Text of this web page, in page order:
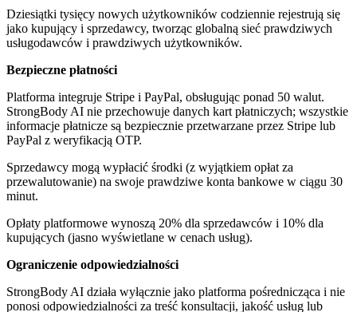
Dziesiątki tysięcy nowych użytkowników codziennie rejestrują się
jako kupujący i sprzedawcy, tworząc globalną sieć prawdziwych
usługodawców i prawdziwych użytkowników.
Bezpieczne płatności
Platforma integruje Stripe i PayPal, obsługując ponad 50 walut.
StrongBody AI nie przechowuje danych kart płatniczych; wszystkie
informacje płatnicze są bezpiecznie przetwarzane przez Stripe lub
PayPal z weryfikacją OTP.
Sprzedawcy mogą wypłacić środki (z wyjątkiem opłat za
przewalutowanie) na swoje prawdziwe konta bankowe w ciągu 30
minut.
Opłaty platformowe wynoszą 20% dla sprzedawców i 10% dla
kupujących (jasno wyświetlane w cenach usług).
Ograniczenie odpowiedzialności
StrongBody AI działa wyłącznie jako platforma pośrednicząca i nie
ponosi odpowiedzialności za treść konsultacji, jakość usług lub